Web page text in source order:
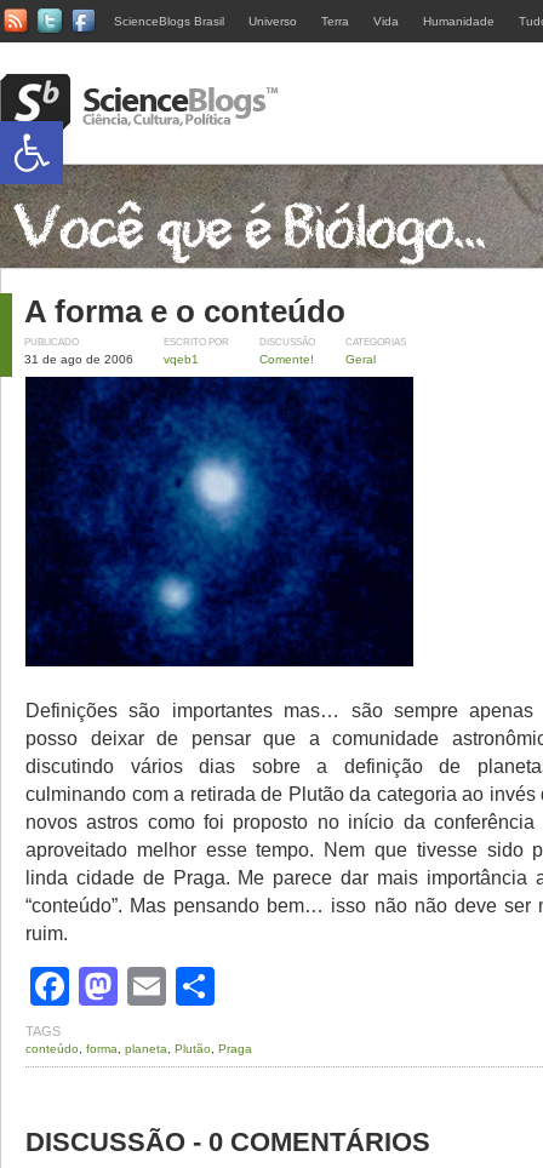
ScienceBlogs Brasil Universo Terra Vida Humanidade
A forma e o conteúdo
PUBLICADO
31 de ago de 2006
ESCRITO POR
vqeb1
DISCUSSÃO
Comente!
CATEGORIAS
Geral
Definições são importantes mas… são sempre apenas
posso deixar de pensar que a comunidade
discutindo vários dias sobre a definição de
culminando com a retirada de Plutão da categoria ao invés
novos astros como foi proposto no início da conferência
aproveitado melhor esse tempo. Nem que tivesse sido
linda cidade de Praga. Me parece dar mais importância
“conteúdo”. Mas pensando bem… isso não não deve ser
ruim.
Facebook
Mastodon
Email
TAGS
conteúdo forma planeta Plutão Praga
DISCUSSÃO - 0 COMENTÁRIOS
Abrir a barra de ferramentas